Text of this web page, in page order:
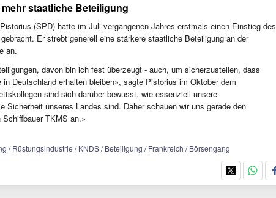
staatliche Beteiligung
(SPD) hatte im Juli vergangenen Jahres erstmals einen Einstieg des
Er strebt generell eine stärkere staatliche Beteiligung an der
an.
davon bin ich fest überzeugt - auch, um sicherzustellen, dass
in Deutschland erhalten bleiben», sagte Pistorius im Oktober dem
sind sich darüber bewusst, wie essenziell unsere
Sicherheit unseres Landes sind. Daher schauen wir uns gerade den
TKMS an.»
/ Rüstungsindustrie / KNDS / Beteiligung / Frankreich / Börsengang